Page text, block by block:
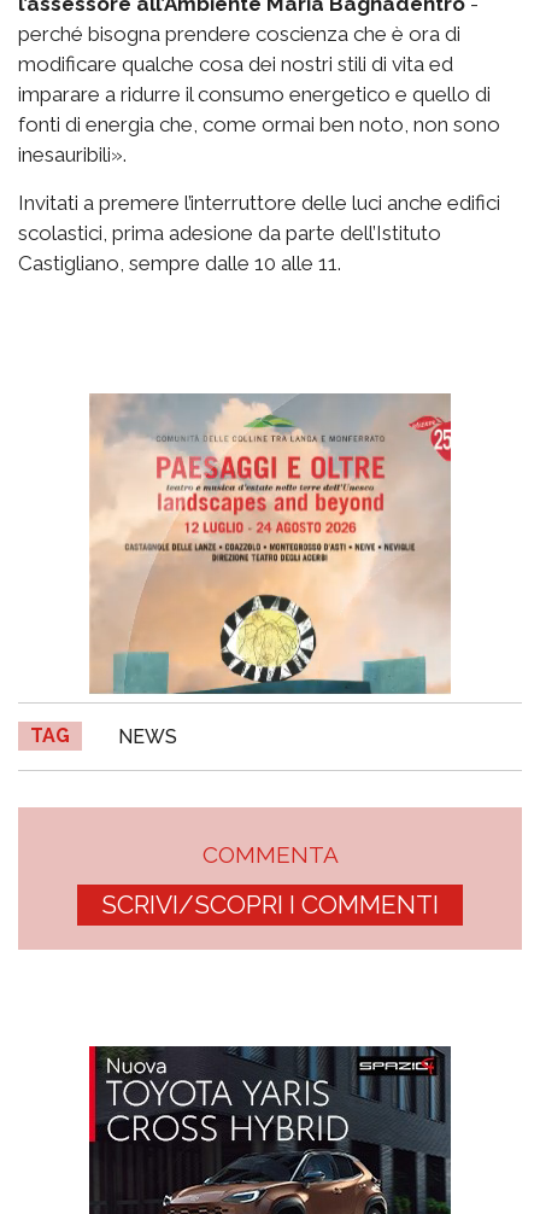
perché bisogna prendere coscienza che è ora di
modificare qualche cosa dei nostri stili di vita ed
imparare a ridurre il consumo energetico e quello di
fonti di energia che, come ormai ben noto, non sono
inesauribili».
Invitati a premere l’interruttore delle luci anche edifici
scolastici, prima adesione da parte dell’Istituto
Castigliano, sempre dalle 10 alle 11.
TAG NEWS
COMMENTA
SCRIVI/SCOPRI I COMMENTI